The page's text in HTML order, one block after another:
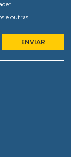
*
e outras